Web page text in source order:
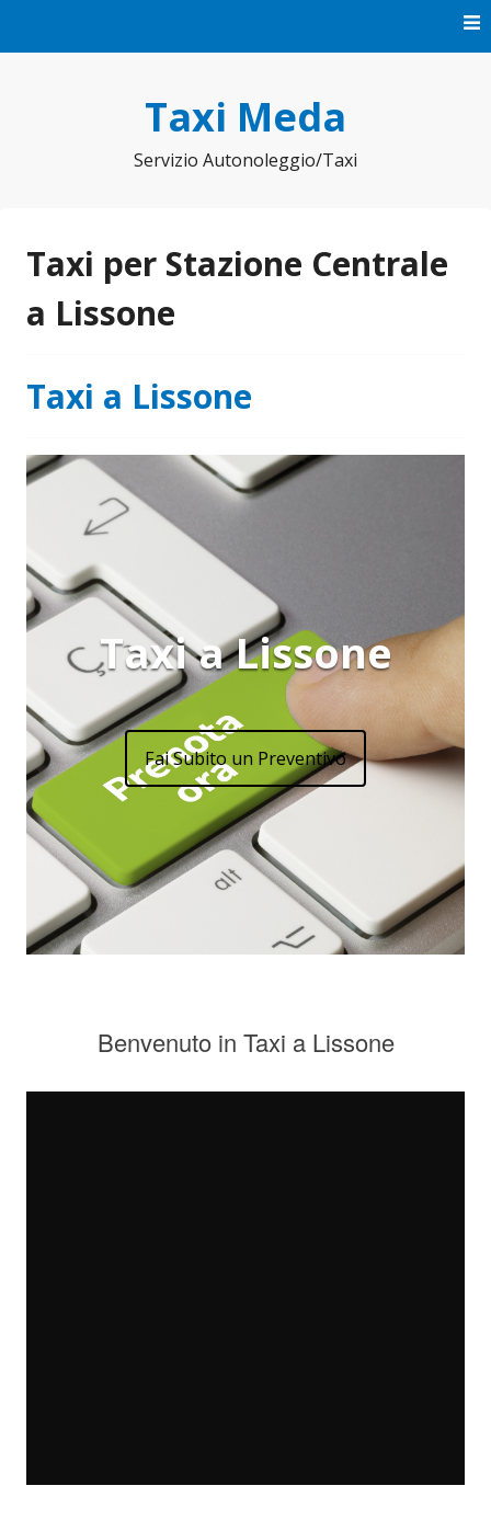
Taxi Meda
Servizio Autonoleggio/Taxi
Taxi per Stazione Centrale
a Lissone
Taxi a Lissone
Taxi a Lissone
Fai Subito un Preventivo
Benvenuto in Taxi a Lissone